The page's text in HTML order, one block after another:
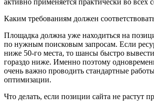
Каким требованиям должен
Площадка должна уже находиться на
по нужным поисковым запросам. Если
ниже 50-го места, то шансы быстро
гораздо ниже. Именно поэтому
очень важно проводить стандартные
оптимизации.
Что делать, если позиции сайта не растут